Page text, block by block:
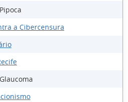
a Cibercensura